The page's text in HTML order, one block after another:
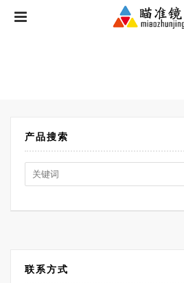
产品搜索
Search
for:
联系方式